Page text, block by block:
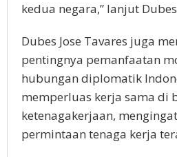
kedua negara,” lanjut
Dubes Jose Tavares juga
pentingnya pemanfaatan
hubungan diplomatik
memperluas kerja sama di
ketenagakerjaan,
permintaan tenaga kerja